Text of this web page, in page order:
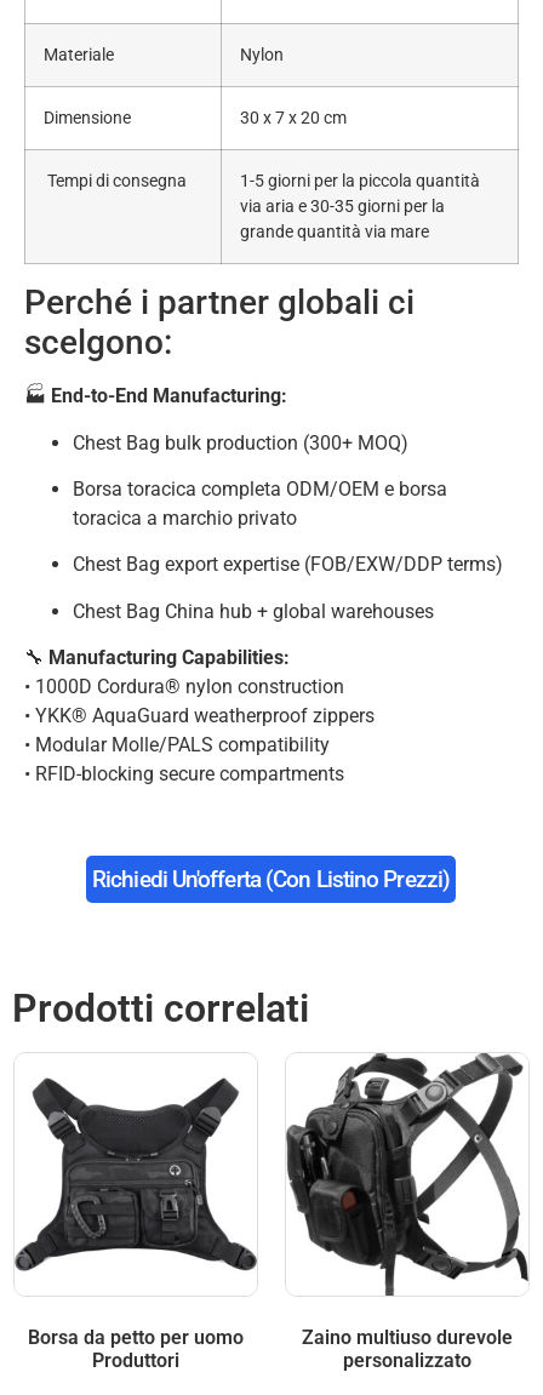
Materiale Nylon
Dimensione 30 x 7 x 20 cm
Tempi di consegna
1-5 giorni per la piccola quantità
via aria e 30-35 giorni per la
grande quantità via mare
Perché i partner globali ci
scelgono:
🏭 End-to-End Manufacturing:
Chest Bag bulk production (300+ MOQ)
Borsa toracica completa ODM/OEM e borsa
toracica a marchio privato
Chest Bag export expertise (FOB/EXW/DDP terms)
Chest Bag China hub + global warehouses
🔧 Manufacturing Capabilities:
• 1000D Cordura® nylon construction
• YKK® AquaGuard weatherproof zippers
• Modular Molle/PALS compatibility
• RFID-blocking secure compartments
Richiedi Un'offerta (con Listino Prezzi)
Prodotti correlati
Borsa da petto per uomo
Produttori
Zaino multiuso durevole
personalizzato